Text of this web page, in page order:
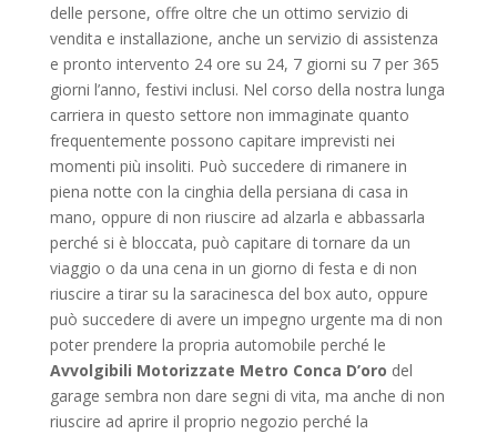
delle persone, offre oltre che un ottimo servizio di
vendita e installazione, anche un servizio di assistenza
e pronto intervento 24 ore su 24, 7 giorni su 7 per 365
giorni l’anno, festivi inclusi. Nel corso della nostra lunga
carriera in questo settore non immaginate quanto
frequentemente possono capitare imprevisti nei
momenti più insoliti. Può succedere di rimanere in
piena notte con la cinghia della persiana di casa in
mano, oppure di non riuscire ad alzarla e abbassarla
perché si è bloccata, può capitare di tornare da un
viaggio o da una cena in un giorno di festa e di non
riuscire a tirar su la saracinesca del box auto, oppure
può succedere di avere un impegno urgente ma di non
poter prendere la propria automobile perché le
Avvolgibili Motorizzate Metro Conca D’oro del
garage sembra non dare segni di vita, ma anche di non
riuscire ad aprire il proprio negozio perché la